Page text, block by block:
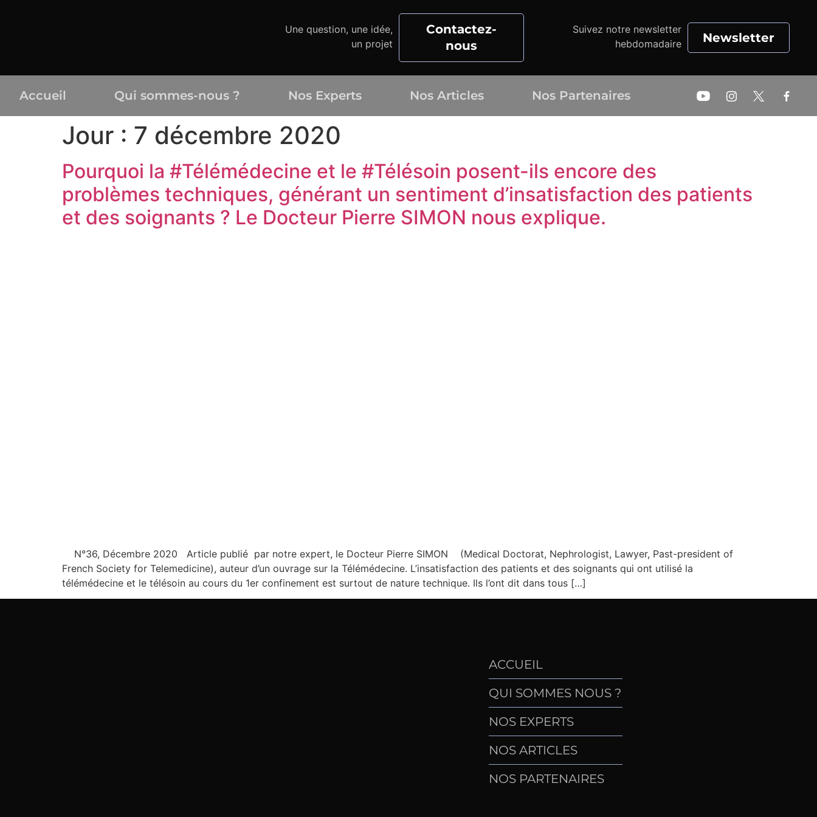
Une question, une idée,
un projet
Contactez-
nous
Suivez notre newsletter
hebdomadaire
Newsletter
Accueil Qui sommes-nous ? Nos Experts Nos Articles Nos Partenaires
Jour : 7 décembre 2020
Pourquoi la #Télémédecine et le #Télésoin posent-ils encore des
problèmes techniques, générant un sentiment d’insatisfaction des patients
et des soignants ? Le Docteur Pierre SIMON nous explique.
N°36, Décembre 2020 Article publié par notre expert, le Docteur Pierre SIMON (Medical Doctorat, Nephrologist, Lawyer, Past-president of
French Society for Telemedicine), auteur d’un ouvrage sur la Télémédecine. L’insatisfaction des patients et des soignants qui ont utilisé la
télémédecine et le télésoin au cours du 1er confinement est surtout de nature technique. Ils l’ont dit dans tous […]
ACCUEIL
QUI SOMMES NOUS ?
NOS EXPERTS
NOS ARTICLES
NOS PARTENAIRES